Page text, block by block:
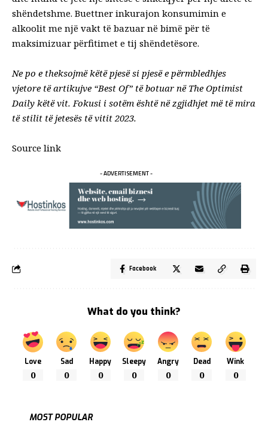
shëndetshme. Buettner inkurajon konsumimin e
alkoolit me një vakt të bazuar në bimë për të
maksimizuar përfitimet e tij shëndetësore.
Ne po e theksojmë këtë pjesë si pjesë e përmbledhjes
vjetore të artikujve “Best Of” të botuar në The Optimist
Daily këtë vit. Fokusi i sotëm është në zgjidhjet më të mira
të stilit të jetesës të vitit 2023.
Source link
- ADVERTISEMENT -
Facebook
What do you think?
Love
0
Sad
0
Happy
0
Sleepy
0
Angry
0
Dead
0
Wink
0
MOST POPULAR